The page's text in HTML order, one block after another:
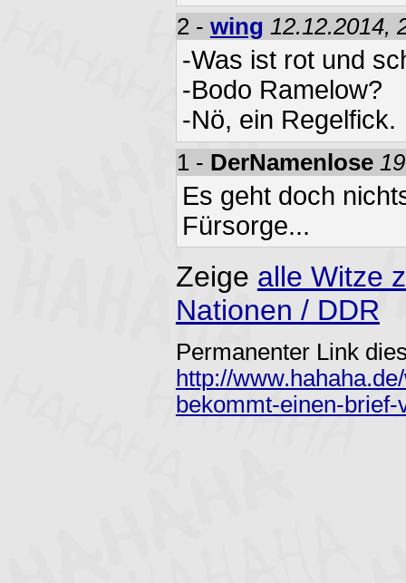
2 - wing 12.12.2014,
-Was ist rot und
-Bodo Ramelow?
-Nö, ein Regelfick.
1 - DerNamenlose
Es geht doch
Fürsorge...
Zeige alle Witze
Nationen / DDR
Permanenter Link
http://
bekommt-einen-